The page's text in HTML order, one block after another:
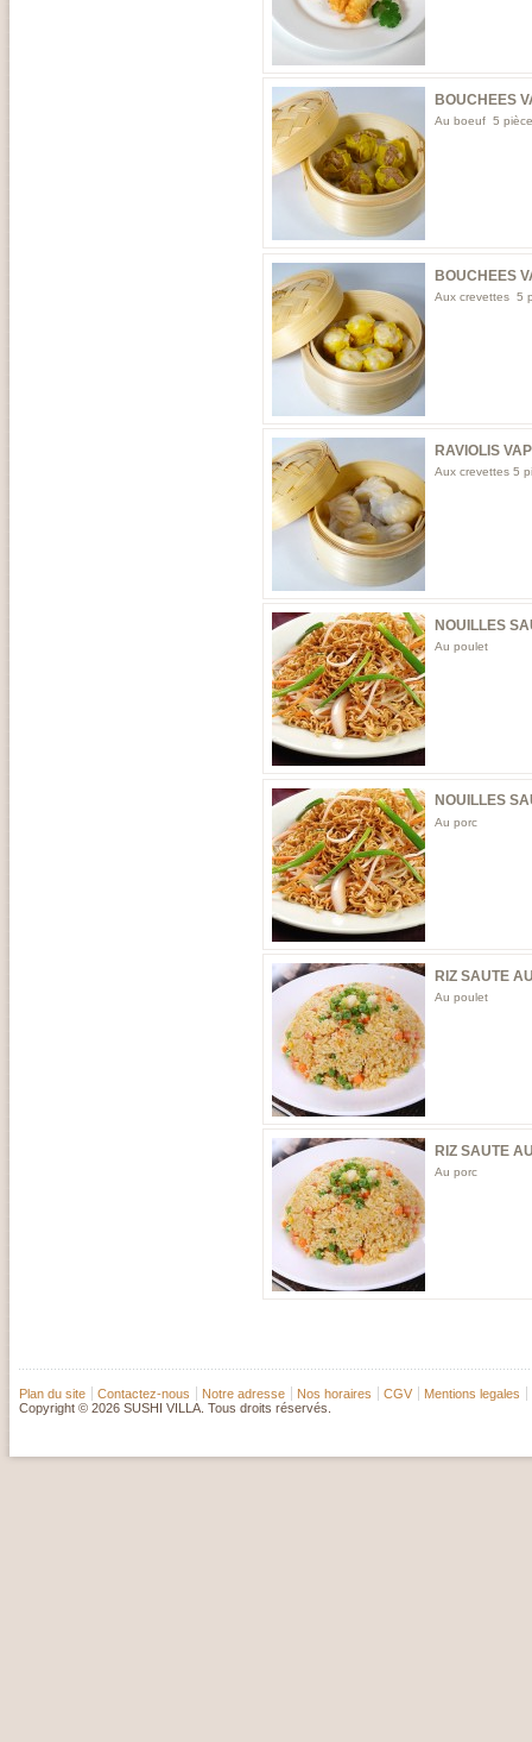
BOUCHEES
Au boeuf 5
BOUCHEES
Aux crevettes 5
RAVIOLIS
Aux crevettes 5
NOUILLES
Au poulet
NOUILLES
Au porc
RIZ SAUTE
Au poulet
RIZ SAUTE
Au porc
Plan du site Contactez-nous Notre adresse Nos horaires CGV
Mentions legales
Copyright © 2026 SUSHI VILLA. Tous droits réservés.